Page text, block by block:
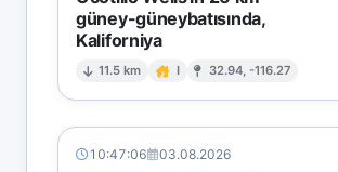
güney-güneybatısında,
Kaliforniya
11.5 km I 32.94, -116.27
10:47:06 03.08.2026